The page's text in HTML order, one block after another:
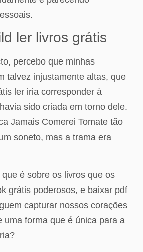
ler livros grátis
percebo que minhas
talvez injustamente altas, que
ler iria corresponder à
sido criada em torno dele.
Jamais Comerei Tomate tão
soneto, mas a trama era
é sobre os livros que os
grátis poderosos, e baixar pdf
capturar nossos corações
uma forma que é única para a